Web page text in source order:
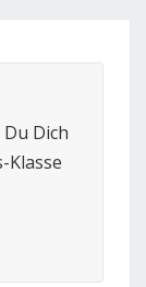
Dich
Klasse